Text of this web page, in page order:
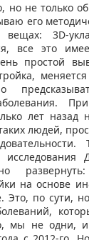
но не только
его
3D-
все это
простой
лет назад
людей,
на основе
Это, по сути,
мы не одни,